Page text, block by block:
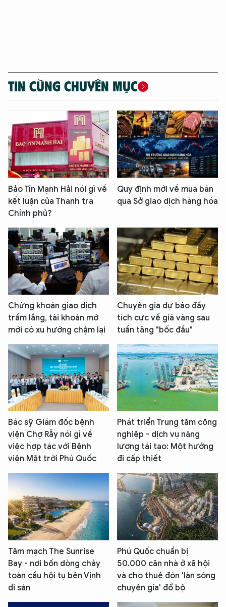
TIN CÙNG CHUYÊN MỤC
Bảo Tín Mạnh Hải nói gì về
kết luận của Thanh tra
Chính phủ?
Quy định mới về mua bán
qua Sở giao dịch hàng hóa
Chứng khoán giao dịch
trầm lắng, tài khoản mở
mới có xu hướng chậm lại
Chuyên gia dự báo đầy
tích cực về giá vàng sau
tuần tăng "bốc đầu"
Bác sỹ Giám đốc bệnh
viện Chợ Rẫy nói gì về
việc hợp tác với Bệnh
viện Mặt trời Phú Quốc
Phát triển Trung tâm công
nghiệp - dịch vụ năng
lượng tái tạo: Một hướng
đi cấp thiết
Tâm mạch The Sunrise
Bay - nơi bốn dòng chảy
toàn cầu hội tụ bên Vịnh
di sản
Phú Quốc chuẩn bị
50.000 căn nhà ở xã hội
và cho thuê đón 'làn sóng
chuyên gia' đổ bộ
TÔI LÀ CHATBOT CỦA
Hãy hỏi tôi bất kỳ điều gì bạn cần biết về
An Ninh Thủ Đô nhé. Tôi sẵn sàng hỗ trợ!